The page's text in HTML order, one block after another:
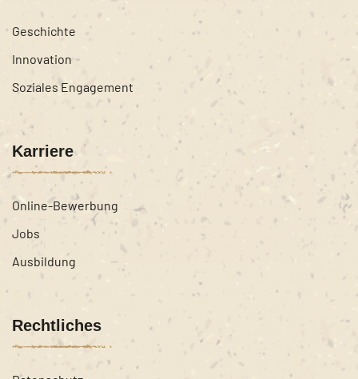
Geschichte
Innovation
Soziales Engagement
Karriere
Online-Bewerbung
Jobs
Ausbildung
Rechtliches